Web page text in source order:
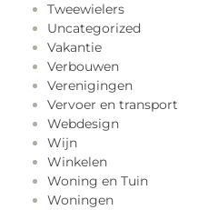
Tweewielers
Uncategorized
Vakantie
Verbouwen
Verenigingen
Vervoer en transport
Webdesign
Wijn
Winkelen
Woning en Tuin
Woningen